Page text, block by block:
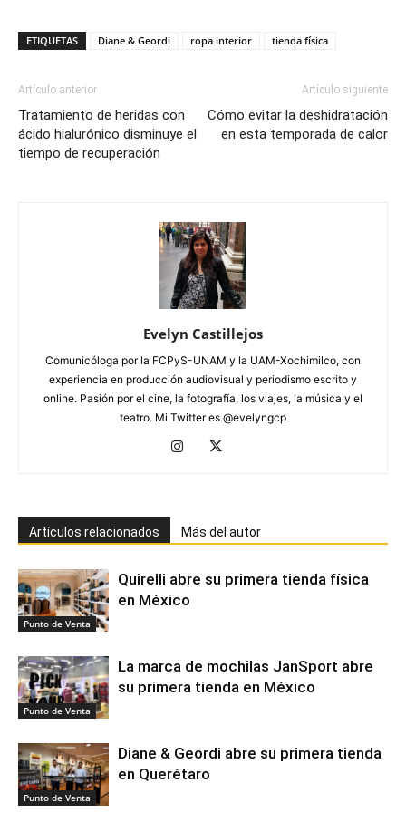
ETIQUETAS Diane & Geordi ropa interior tienda física
Artículo anterior
Tratamiento de heridas con
ácido hialurónico disminuye el
tiempo de recuperación
Artículo siguiente
Cómo evitar la deshidratación
en esta temporada de calor
Evelyn Castillejos
Comunicóloga por la FCPyS-UNAM y la UAM-Xochimilco, con
experiencia en producción audiovisual y periodismo escrito y
online. Pasión por el cine, la fotografía, los viajes, la música y el
teatro. Mi Twitter es @evelyngcp
Artículos relacionados Más del autor
Punto de Venta
Quirelli abre su primera tienda física
en México
Punto de Venta
La marca de mochilas JanSport abre
su primera tienda en México
Punto de Venta
Diane & Geordi abre su primera tienda
en Querétaro